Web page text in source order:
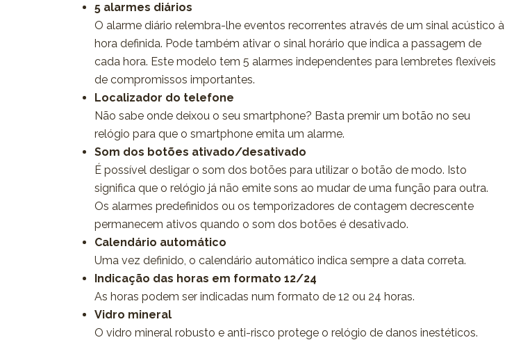
5 alarmes diários
O alarme diário relembra-lhe eventos recorrentes através de um sinal acústico à
hora definida. Pode também ativar o sinal horário que indica a passagem de
cada hora. Este modelo tem 5 alarmes independentes para lembretes flexíveis
de compromissos importantes.
Localizador do telefone
Não sabe onde deixou o seu smartphone? Basta premir um botão no seu
relógio para que o smartphone emita um alarme.
Som dos botões ativado/desativado
É possível desligar o som dos botões para utilizar o botão de modo. Isto
significa que o relógio já não emite sons ao mudar de uma função para outra.
Os alarmes predefinidos ou os temporizadores de contagem decrescente
permanecem ativos quando o som dos botões é desativado.
Calendário automático
Uma vez definido, o calendário automático indica sempre a data correta.
Indicação das horas em formato 12/24
As horas podem ser indicadas num formato de 12 ou 24 horas.
Vidro mineral
O vidro mineral robusto e anti-risco protege o relógio de danos inestéticos.